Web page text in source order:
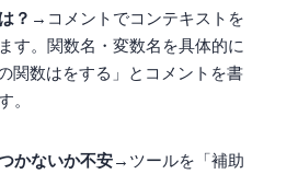
は？ → コメントでコンテキストを
す。関数名・変数名を具体的に
数はXXXをXXXする」とコメントを書
。
つかないか不安→ AIツールを「補助